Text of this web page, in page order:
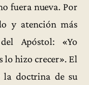
fuera nueva. Por
y atención más
Apóstol: «Yo
lo hizo crecer». El
la doctrina de su